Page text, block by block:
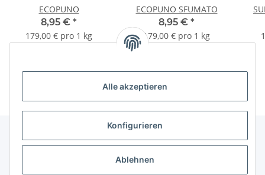
Alle akzeptieren
Konfigurieren
Ablehnen
ECOPUNO
8,95 € *
179,00 € pro 1 kg
ECOPUNO SFUMATO
8,95 € *
179,00 € pro 1 kg